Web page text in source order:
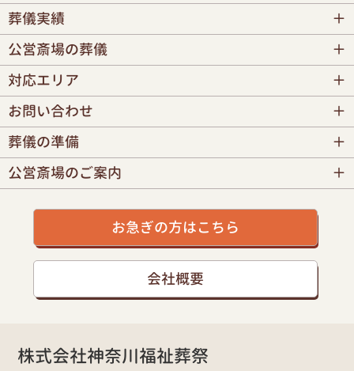
葬儀実績
公営斎場の葬儀
対応エリア
お問い合わせ
葬儀の準備
公営斎場のご案内
お急ぎの方はこちら
会社概要
株式会社神奈川福祉葬祭